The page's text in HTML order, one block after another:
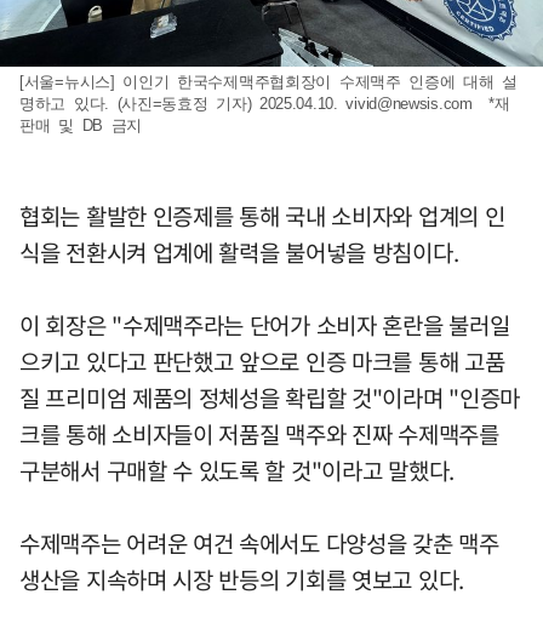
[서울=뉴시스] 이인기 한국수제맥주협회장이 수제맥주 인증에 대해 설
명하고 있다. (사진=동효정 기자) 2025.04.10.vivid@newsis.com *재
판매 및 DB 금지
협회는 활발한 인증제를 통해 국내 소비자와 업계의 인
식을 전환시켜 업계에 활력을 불어넣을 방침이다.
이 회장은 "수제맥주라는 단어가 소비자 혼란을 불러일
으키고 있다고 판단했고 앞으로 인증 마크를 통해 고품
질 프리미엄 제품의 정체성을 확립할 것"이라며 "인증마
크를 통해 소비자들이 저품질 맥주와 진짜 수제맥주를
구분해서 구매할 수 있도록 할 것"이라고 말했다.
수제맥주는 어려운 여건 속에서도 다양성을 갖춘 맥주
생산을 지속하며 시장 반등의 기회를 엿보고 있다.